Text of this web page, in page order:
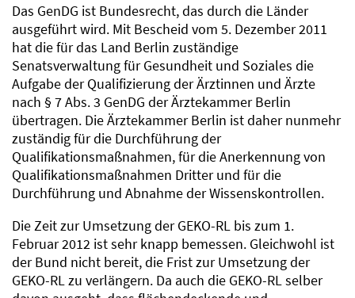
Das GenDG ist Bundesrecht, das durch die Länder
ausgeführt wird. Mit Bescheid vom 5. Dezember 2011
hat die für das Land Berlin zuständige
Senatsverwaltung für Gesundheit und Soziales die
Aufgabe der Qualifizierung der Ärztinnen und Ärzte
nach § 7 Abs. 3 GenDG der Ärztekammer Berlin
übertragen. Die Ärztekammer Berlin ist daher nunmehr
zuständig für die Durchführung der
Qualifikationsmaßnahmen, für die Anerkennung von
Qualifikationsmaßnahmen Dritter und für die
Durchführung und Abnahme der Wissenskontrollen.
Die Zeit zur Umsetzung der GEKO-RL bis zum 1.
Februar 2012 ist sehr knapp bemessen. Gleichwohl ist
der Bund nicht bereit, die Frist zur Umsetzung der
GEKO-RL zu verlängern. Da auch die GEKO-RL selber